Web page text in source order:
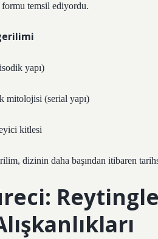
formu temsil ediyordu.
yapı)
mitolojisi (serial yapı)
kitlesi
dizinin daha başından itibaren